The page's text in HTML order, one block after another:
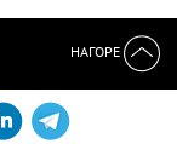
НАГОРЕ